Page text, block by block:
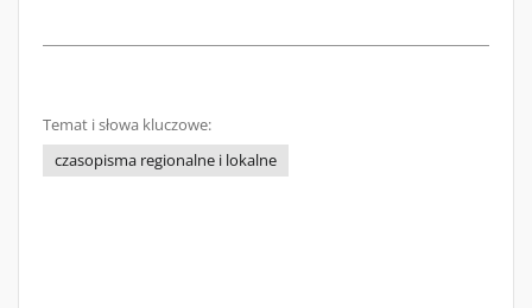
Temat i słowa kluczowe:
czasopisma regionalne i lokalne